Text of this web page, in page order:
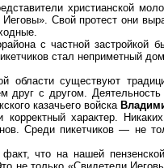
христианской
Свой протест они
с частной застройкой
стал неприметный
области существуют
друг с другом.
казачьего войска
корректный характер.
Среди пикетчиков — не
что на нашей